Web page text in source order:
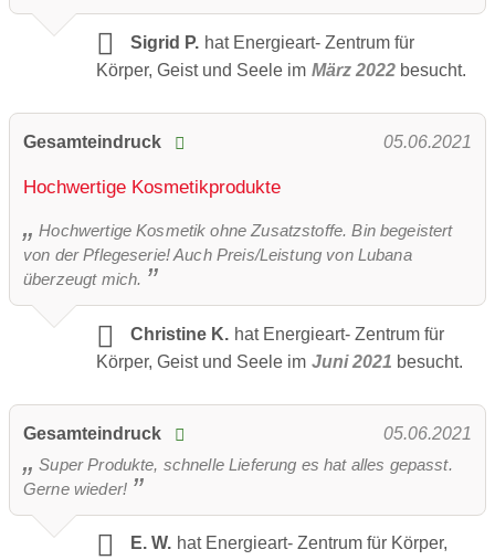
Sigrid P. hat Energieart- Zentrum für
Körper, Geist und Seele im März 2022 besucht.
Gesamteindruck 05.06.2021
Hochwertige Kosmetikprodukte
Hochwertige Kosmetik ohne Zusatzstoffe. Bin begeistert
von der Pflegeserie! Auch Preis/Leistung von Lubana
überzeugt mich.
Christine K. hat Energieart- Zentrum für
Körper, Geist und Seele im Juni 2021 besucht.
Gesamteindruck
05.06.2021
Super Produkte, schnelle Lieferung es hat alles gepasst.
Gerne wieder!
E. W. hat Energieart- Zentrum für Körper,